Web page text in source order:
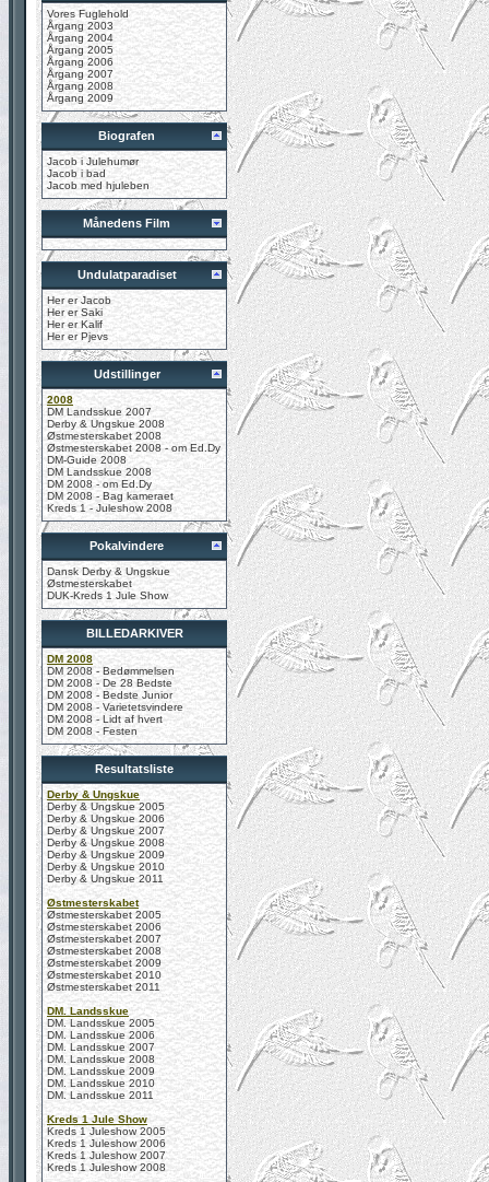
Vores Fuglehold
Årgang 2003
Årgang 2004
Årgang 2005
Årgang 2006
Årgang 2007
Årgang 2008
Årgang 2009
Biografen
Jacob i Julehumør
Jacob i bad
Jacob med hjuleben
Månedens Film
Undulatparadiset
Her er Jacob
Her er Saki
Her er Kalif
Her er Pjevs
Udstillinger
2008
DM Landsskue 2007
Derby & Ungskue 2008
Østmesterskabet 2008
Østmesterskabet 2008 - om Ed.Dy
DM-Guide 2008
DM Landsskue 2008
DM 2008 - om Ed.Dy
DM 2008 - Bag kameraet
Kreds 1 - Juleshow 2008
Pokalvindere
Dansk Derby & Ungskue
Østmesterskabet
DUK-Kreds 1 Jule Show
BILLEDARKIVER
DM 2008
DM 2008 - Bedømmelsen
DM 2008 - De 28 Bedste
DM 2008 - Bedste Junior
DM 2008 - Varietetsvindere
DM 2008 - Lidt af hvert
DM 2008 - Festen
Resultatsliste
Derby & Ungskue
Derby & Ungskue 2005
Derby & Ungskue 2006
Derby & Ungskue 2007
Derby & Ungskue 2008
Derby & Ungskue 2009
Derby & Ungskue 2010
Derby & Ungskue 2011
Østmesterskabet
Østmesterskabet 2005
Østmesterskabet 2006
Østmesterskabet 2007
Østmesterskabet 2008
Østmesterskabet 2009
Østmesterskabet 2010
Østmesterskabet 2011
DM. Landsskue
DM. Landsskue 2005
DM. Landsskue 2006
DM. Landsskue 2007
DM. Landsskue 2008
DM. Landsskue 2009
DM. Landsskue 2010
DM. Landsskue 2011
Kreds 1 Jule Show
Kreds 1 Juleshow 2005
Kreds 1 Juleshow 2006
Kreds 1 Juleshow 2007
Kreds 1 Juleshow 2008